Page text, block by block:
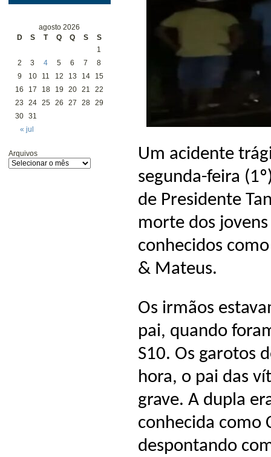
agosto 2026
D
S T Q Q S S
« jul
1
2
3 4 5 6 7
8
9
10 11 12 13 14
15
16
17 18 19 20 21
22
23
24 25 26 27 28 29
30 31
Arquivos
Um acidente
segunda-feira
de Presidente
morte dos
conhecidos
& Mateus.
Os irmãos
pai, quando
S10. Os garotos
hora, o pai das
grave. A dupla
conhecida como
despontando